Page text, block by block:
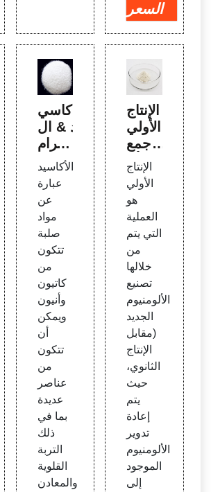
السعر
أكاسي
د & ال
سيرام
يك -
سيجم
ا الدري
خ
الأكاسيد
عبارة
عن
مواد
صلبة
تتكون
من
كاتيون
وأنيون
ويمكن
أن
تتكون
من
عناصر
عديدة
بما في
ذلك
التربة
القلوية
والمعادن
الإنتاج
الأولي
| جمع
ية الأل
ومنيو
م
الإنتاج
الأولي
هو
العملية
التي يتم
من
خلالها
تصنيع
الألومنيوم
الجديد
(مقابل
الإنتاج
الثانوي،
حيث
يتم
إعادة
تدوير
الألومنيوم
الموجود
إلى